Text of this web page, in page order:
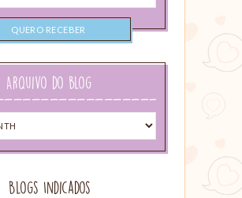
Arquivo do blog
Blogs Indicados